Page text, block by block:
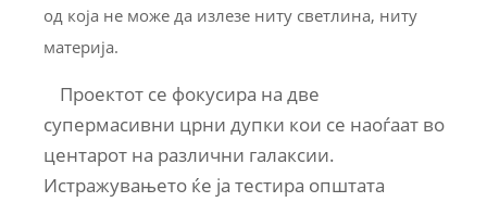
од која не може да излезе ниту светлина, ниту
материја.
Проектот се фокусира на две
супермасивни црни дупки кои се наоѓаат во
центарот на различни галаксии.
Истражувањето ќе ја тестира општата